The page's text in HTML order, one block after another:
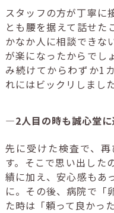
スタッフの方が丁寧に
とも腰を据えて話せた
かなか人に相談できな
が楽になったからでし
み続けてからわずか1
れにはビックリしました
―2人目の時も誠心堂
先に受けた検査で、
す。そこで思い出した
績に加え、安心感もあ
に。その後、病院で「
た時は「頼って良かっ